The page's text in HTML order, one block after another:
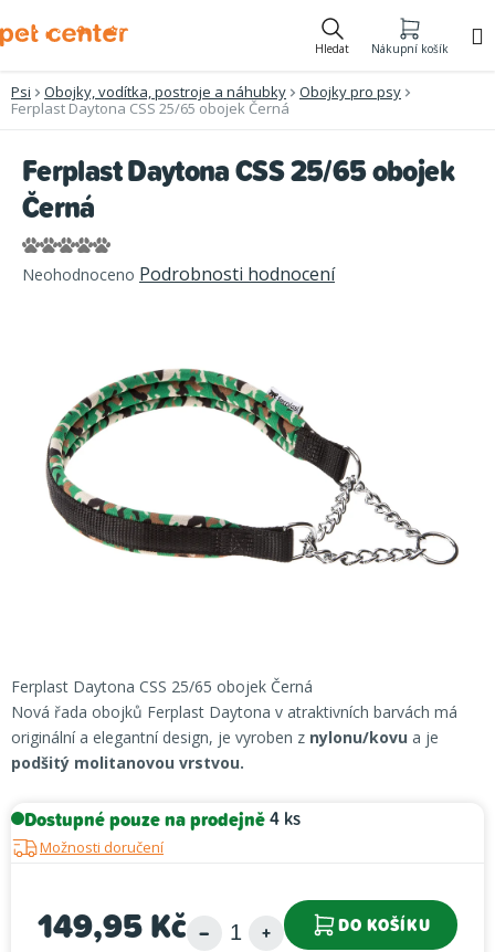
na
Hledat Nákupní košík
Psi Obojky, vodítka, postroje a náhubky
Obojky pro psy
Ferplast Daytona CSS 25/65 obojek Černá
Ferplast Daytona CSS 25/65 obojek Černá
Nová řada obojků Ferplast Daytona v atraktivních barvách má
originální a elegantní design, je vyroben z nylonu/kovu a je
podšitý molitanovou vrstvou.
Dostupné pouze na prodejně4 ks
Možnosti doručení
149,95 Kč DO KOŠÍKU
Ferplast Daytona CSS 25/65 obojek
Černá
Průměrné
hodnocení
hvězdiček.
Neohodnoceno Podrobnosti hodnocení